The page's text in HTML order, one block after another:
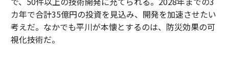
カ年で合計35億円の投資を見込み、開発を加速させたい
考えだ。なかでも平川が本懐とするのは、防災効果の可
視化技術だ。